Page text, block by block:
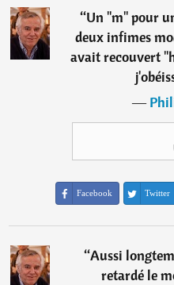
“Un "m" pour
deux infimes
avait recouvert
―
Facebook Twitter
“Aussi
retardé le